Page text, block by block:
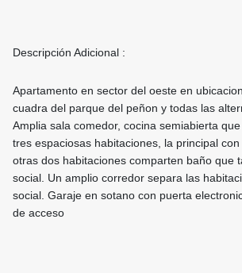
Descripción Adicional :
Apartamento en sector del oeste en
cuadra del parque del peñon y todas las
Amplia sala comedor, cocina semiabierta
tres espaciosas habitaciones, la principal
otras dos habitaciones comparten baño que
social. Un amplio corredor separa las
social. Garaje en sotano con puerta
de acceso